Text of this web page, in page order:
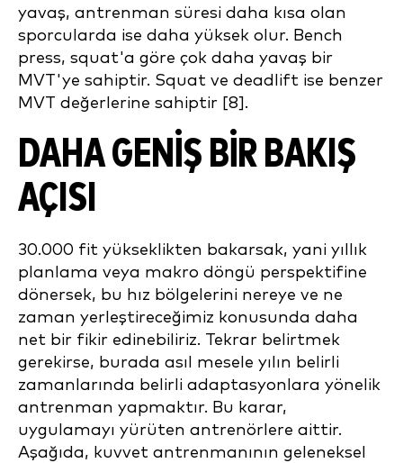
yavaş, antrenman süresi daha kısa olan
sporcularda ise daha yüksek olur. Bench
press, squat'a göre çok daha yavaş bir
MVT'ye sahiptir. Squat ve deadlift ise benzer
MVT değerlerine sahiptir [8].
DAHA GENİŞ BİR BAKIŞ
AÇISI
30.000 fit yükseklikten bakarsak, yani yıllık
planlama veya makro döngü perspektifine
dönersek, bu hız bölgelerini nereye ve ne
zaman yerleştireceğimiz konusunda daha
net bir fikir edinebiliriz. Tekrar belirtmek
gerekirse, burada asıl mesele yılın belirli
zamanlarında belirli adaptasyonlara yönelik
antrenman yapmaktır. Bu karar,
uygulamayı yürüten antrenörlere aittir.
Aşağıda, kuvvet antrenmanının geleneksel